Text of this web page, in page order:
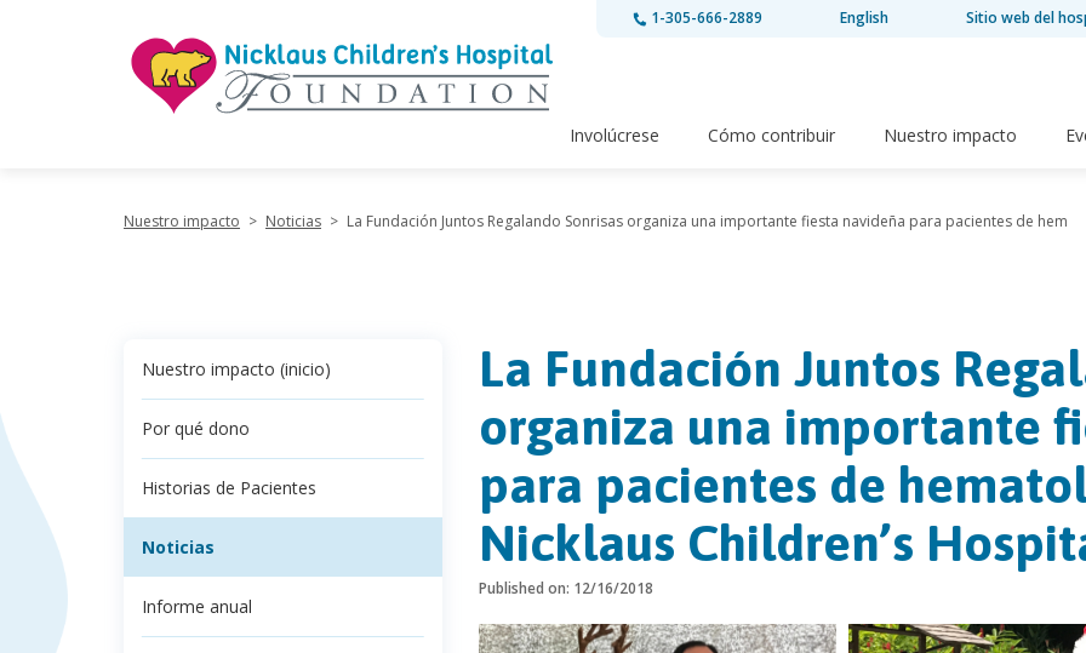
1-305-666-2889 English Sitio web del
Involúcrese Cómo contribuir Nuestro impacto
Nuestro impacto > Noticias > La Fundación Juntos Regalando Sonrisas organiza una importante fiesta navideña para pacientes de hem
Nuestro impacto (inicio)
Por qué dono
Historias de Pacientes
Noticias
Informe anual
La Fundación Juntos
organiza una importante
para pacientes de
Nicklaus Children’s
Published on: 12/16/2018